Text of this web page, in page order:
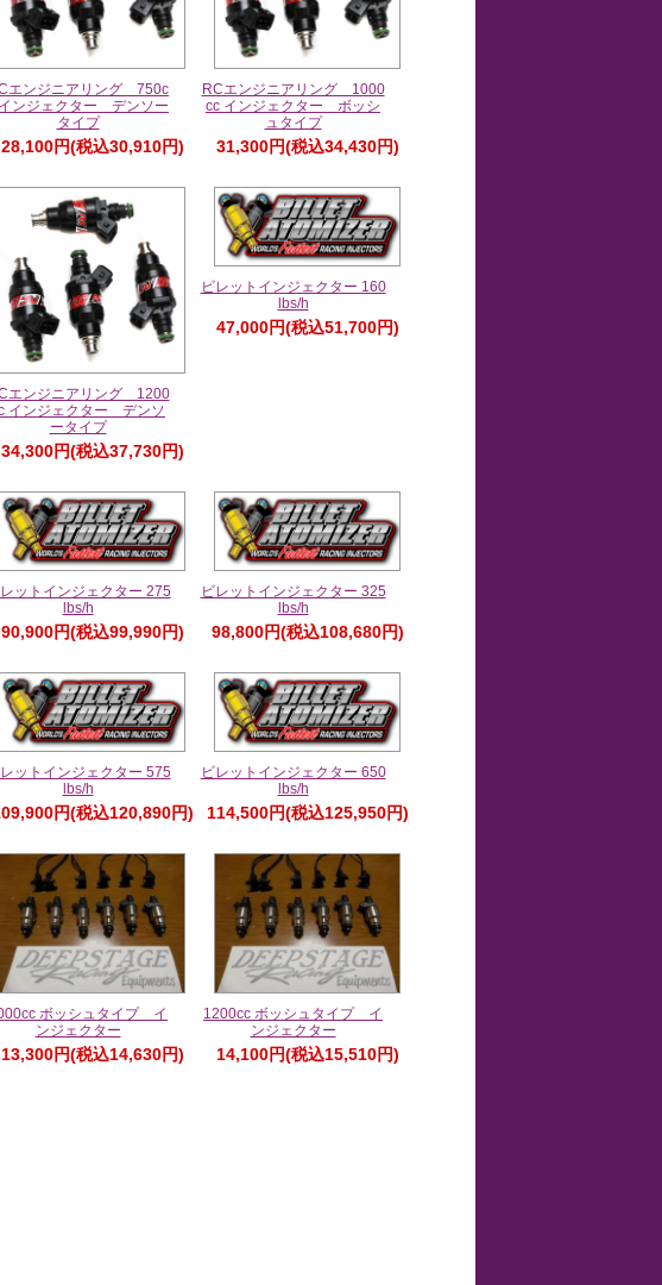
エンジニアリング 750c
ンジェクター デンソー
タイプ
28,100円(税込30,910円)
RCエンジニアリング 1000
cc インジェクター ボッシ
ュタイプ
31,300円(税込34,430円)
エンジニアリング 1200
インジェクター デンソ
ータイプ
34,300円(税込37,730円)
ビレットインジェクター 160
lbs/h
47,000円(税込51,700円)
ットインジェクター 275
lbs/h
90,900円(税込99,990円)
ビレットインジェクター 325
lbs/h
98,800円(税込108,680円)
ットインジェクター 575
lbs/h
円(税込120,890円)
ビレットインジェクター 650
lbs/h
114,500円(税込125,950円)
ボッシュタイプ イ
ンジェクター
13,300円(税込14,630円)
1200cc ボッシュタイプ イ
ンジェクター
14,100円(税込15,510円)